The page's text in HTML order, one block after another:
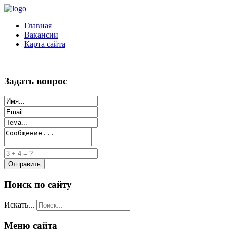
Главная
Вакансии
Карта сайта
Задать вопрос
Поиск по сайту
Искать...
Меню сайта